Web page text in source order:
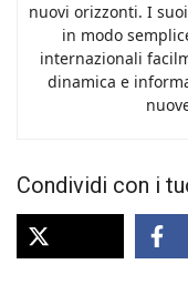
nuovi orizzonti. I
in modo
internazionali
dinamica e
Condividi con i